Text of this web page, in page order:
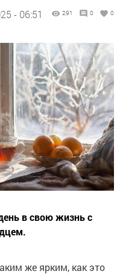
- 06:51 291 0 0
в свою жизнь с
же ярким, как это